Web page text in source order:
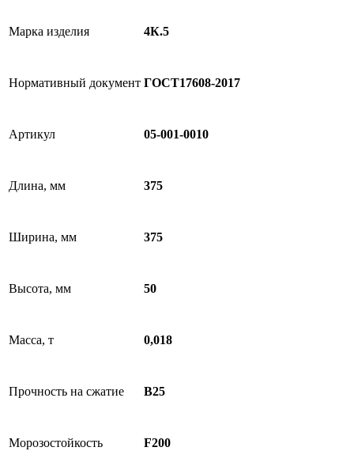
Марка изделия 4К.5
Нормативный документ ГОСТ17608-2017
Артикул 05-001-0010
Длина, мм 375
Ширина, мм 375
Высота, мм 50
Масса, т 0,018
Прочность на сжатие B25
Морозостойкость F200